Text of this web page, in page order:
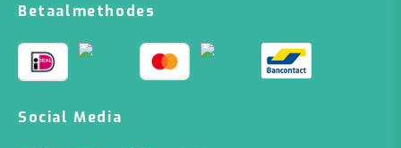
Betaalmethodes
Social Media